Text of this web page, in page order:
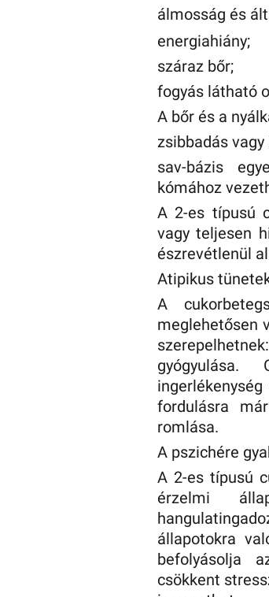
álmosság és
energiahiány;
száraz bőr;
fogyás látható
A bőr és a
zsibbadás
sav-bázis
kómához
A 2-es típusú
vagy teljesen
észrevétlenül
Atipikus
A
meglehetősen
gyógyulása.
fordulásra
romlása.
A pszichére
A 2-es típusú
érzelmi
állapotokra
befolyásolja
csökkent